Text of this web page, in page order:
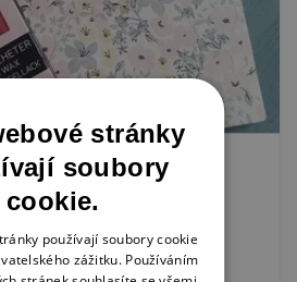
Pečetění
5. 9. 2025
AKTUALITY
stránky
soubory
cookie.
používají soubory cookie
zážitku. Používáním